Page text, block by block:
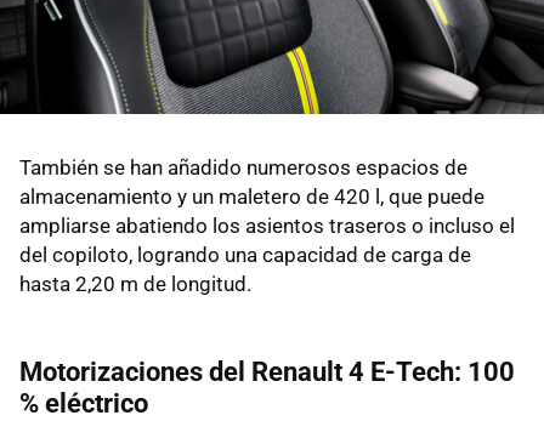
También se han añadido numerosos espacios de
almacenamiento y un maletero de 420 l, que puede
ampliarse abatiendo los asientos traseros o incluso el
del copiloto, logrando una capacidad de carga de
hasta 2,20 m de longitud.
Motorizaciones del Renault 4 E-Tech: 100
% eléctrico